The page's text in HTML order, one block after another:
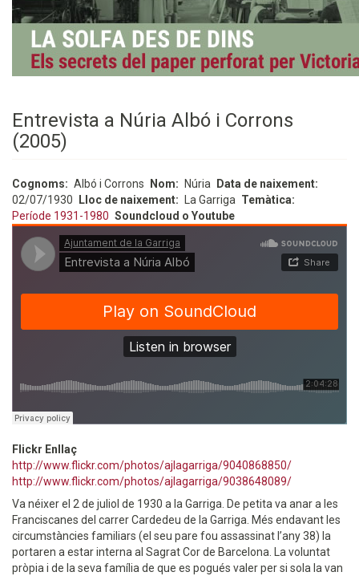
Entrevista a Núria Albó i Corrons
(2005)
Cognoms Albó i Corrons Nom Núria Data de naixement
02/07/1930 Lloc de naixement La Garriga Temàtica
Període 1931-1980 Soundcloud o Youtube
Flickr Enllaç
http://www.flickr.com/photos/ajlagarriga/9040868850/
http://www.flickr.com/photos/ajlagarriga/9038648089/
Va néixer el 2 de juliol de 1930 a la Garriga. De petita va anar a les
Franciscanes del carrer Cardedeu de la Garriga. Més endavant les
circumstàncies familiars (el seu pare fou assassinat l’any 38) la
portaren a estar interna al Sagrat Cor de Barcelona. La voluntat
pròpia i de la seva família de que es pogués valer per si sola la van